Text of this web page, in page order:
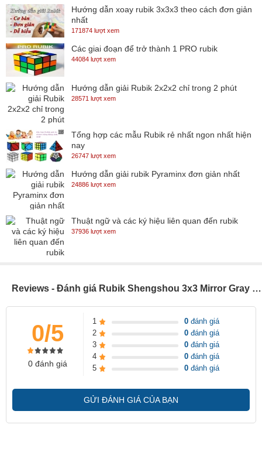
Hướng dẫn xoay rubik 3x3x3 theo cách đơn giản
nhất
171874 lượt xem
Các giai đoạn để trở thành 1 PRO rubik
44084 lượt xem
Hướng dẫn giải Rubik 2x2x2 chỉ trong 2 phút
28571 lượt xem
Tổng hợp các mẫu Rubik rẻ nhất ngon nhất hiện
nay
26747 lượt xem
Hướng dẫn giải rubik Pyraminx đơn giản nhất
24886 lượt xem
Thuật ngữ và các ký hiệu liên quan đến rubik
37936 lượt xem
Reviews - Đánh giá Rubik Shengshou 3x3 Mirror Gray sticker white (SSMR17)
0/5
0 đánh giá
1 0 đánh giá
2
0 đánh giá
3
0 đánh giá
4
0 đánh giá
5
0 đánh giá
GỬI ĐÁNH GIÁ CỦA BẠN